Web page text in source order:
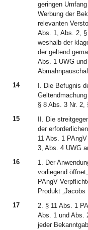
geringen
Werbung der
relevanten
Abs. 1, Abs. 2, §
weshalb der
der geltend
Abs. 1 UWG
14
I. Die Befugnis
§ 8 Abs. 3 Nr. 2,
15
II. Die
der
11 Abs. 1
3, Abs. 4 UWG
16
1. Der
vorliegend
PAngV
Produkt
17
2. § 11 Abs. 1
Abs. 1 und Abs.
jeder